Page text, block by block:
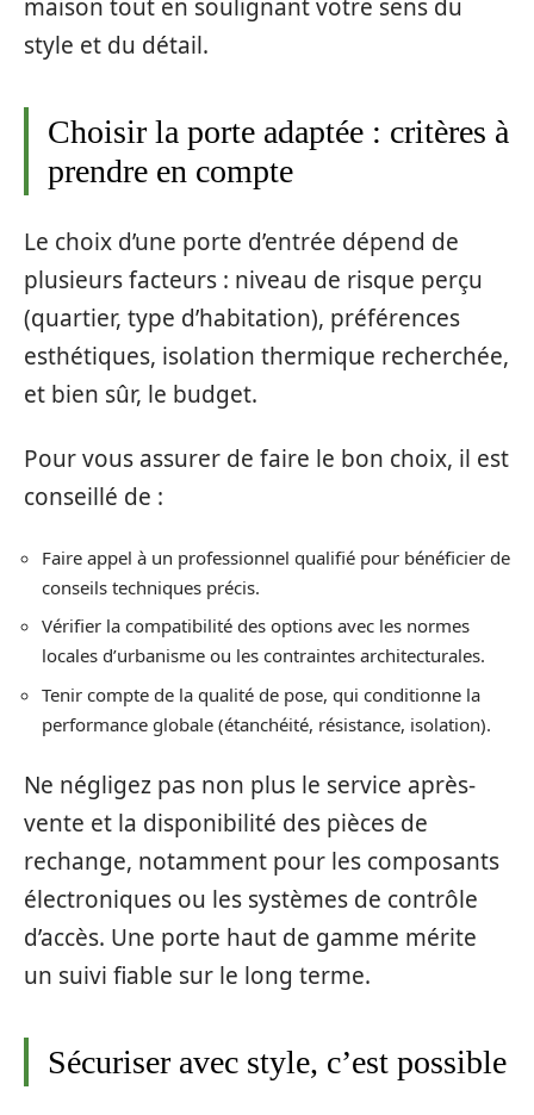
maison tout en soulignant votre sens du
style et du détail.
Choisir la porte adaptée : critères à
prendre en compte
Le choix d’une porte d’entrée dépend de
plusieurs facteurs : niveau de risque perçu
(quartier, type d’habitation), préférences
esthétiques, isolation thermique recherchée,
et bien sûr, le budget.
Pour vous assurer de faire le bon choix, il est
conseillé de :
Faire appel à un professionnel qualifié pour bénéficier de
conseils techniques précis.
Vérifier la compatibilité des options avec les normes
locales d’urbanisme ou les contraintes architecturales.
Tenir compte de la qualité de pose, qui conditionne la
performance globale (étanchéité, résistance, isolation).
Ne négligez pas non plus le service après-
vente et la disponibilité des pièces de
rechange, notamment pour les composants
électroniques ou les systèmes de contrôle
d’accès. Une porte haut de gamme mérite
un suivi fiable sur le long terme.
Sécuriser avec style, c’est possible